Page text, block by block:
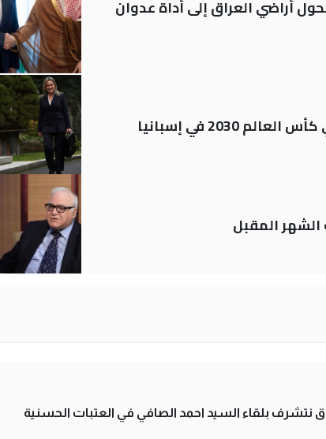
أراضي العراق إلى أداة عدوان
في إسبانيا
المقبل
نتشرف بلقاء السيد احمد الصافي في العتبات الحسنية